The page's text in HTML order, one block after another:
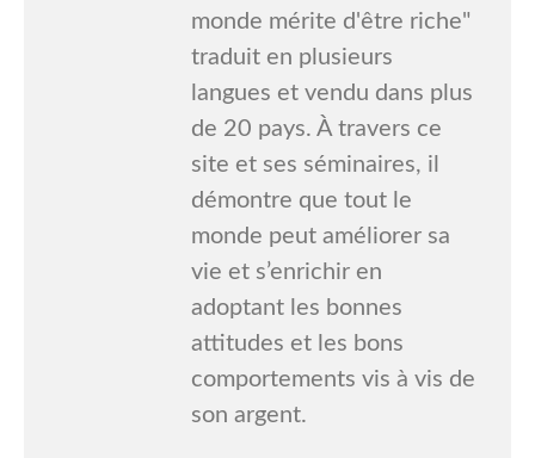
monde mérite d'être riche"
traduit en plusieurs
langues et vendu dans plus
de 20 pays. À travers ce
site et ses séminaires, il
démontre que tout le
monde peut améliorer sa
vie et s’enrichir en
adoptant les bonnes
attitudes et les bons
comportements vis à vis de
son argent.